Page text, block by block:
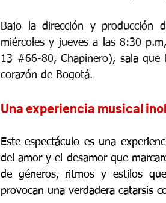
Bajo la dirección y producción
miércoles y jueves a las 8:30
13 #66-80, Chapinero), sala que
corazón de Bogotá.
Una experiencia musical
Este espectáculo es una
del amor y el desamor que
de géneros, ritmos y estilos
provocan una verdadera catarsis